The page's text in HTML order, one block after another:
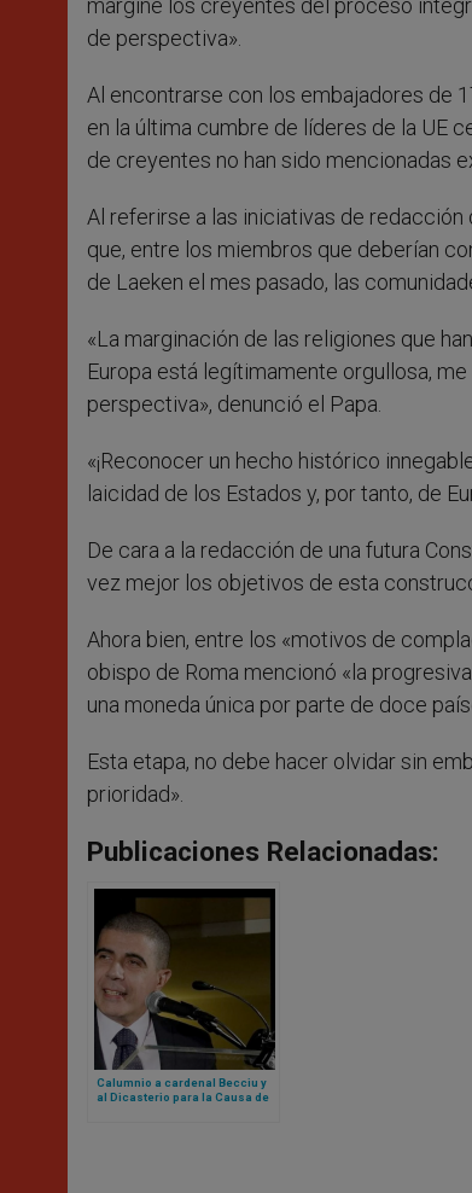
margine los creyentes del proceso
de perspectiva».
Al encontrarse con los embajadores de
en la última cumbre de líderes de la UE
de creyentes no han sido mencionadas
Al referirse a las iniciativas de redacción
que, entre los miembros que deberían
de Laeken el mes pasado, las
«La marginación de las religiones que
Europa está legítimamente orgullosa,
perspectiva», denunció el Papa.
«¡Reconocer un hecho histórico
laicidad de los Estados y, por tanto, de
De cara a la redacción de una futura
vez mejor los objetivos de esta
Ahora bien, entre los «motivos de
obispo de Roma mencionó «la
una moneda única por parte de doce
Esta etapa, no debe hacer olvidar sin
prioridad».
Publicaciones Relacionadas:
Calumnio a cardenal Becciu y
al Dicasterio para la Causa de